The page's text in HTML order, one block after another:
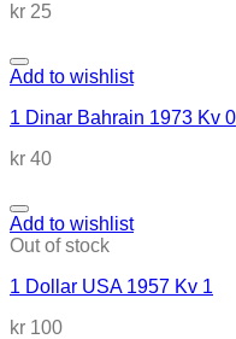
kr 25
Add to wishlist
1 Dinar Bahrain 1973 Kv 0
kr 40
Add to wishlist
Out of stock
1 Dollar USA 1957 Kv 1
kr 100